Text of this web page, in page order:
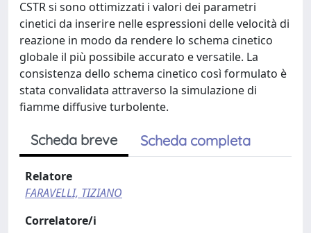
CSTR si sono ottimizzati i valori dei parametri
cinetici da inserire nelle espressioni delle velocità di
reazione in modo da rendere lo schema cinetico
globale il più possibile accurato e versatile. La
consistenza dello schema cinetico così formulato è
stata convalidata attraverso la simulazione di
fiamme diffusive turbolente.
Scheda breve Scheda completa
Relatore
FARAVELLI, TIZIANO
Correlatore/i